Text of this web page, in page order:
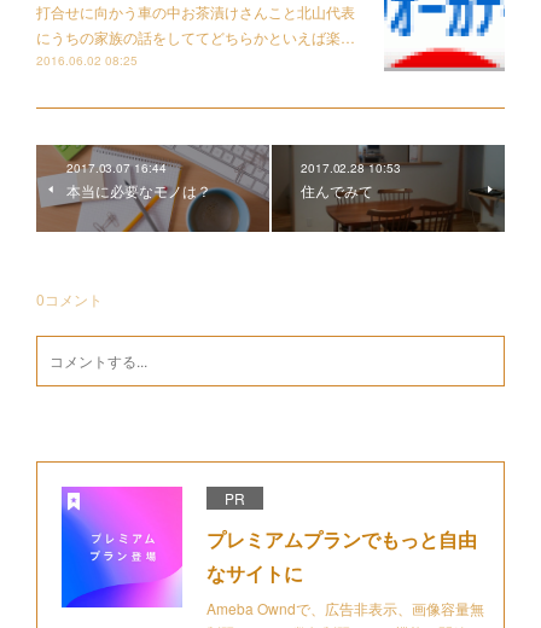
打合せに向かう車の中お茶漬けさんこと北山代表
にうちの家族の話をしててどちらかといえば楽…
2016.06.02 08:25
2017.03.07 16:44
本当に必要なモノは？
2017.02.28 10:53
住んでみて
0コメント
PR
プレミアムプランでもっと自由
なサイトに
Ameba Owndで、広告非表示、画像容量無